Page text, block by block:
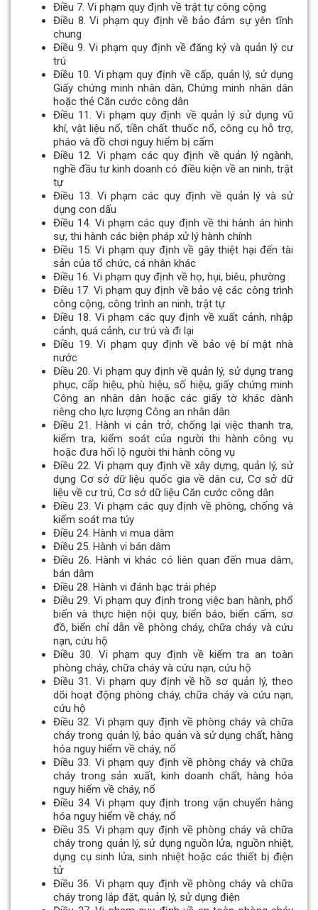
Điều 7. Vi phạm quy định về trật tự công cộng
Điều 8. Vi phạm quy định về bảo đảm sự yên tĩnh
chung
Điều 9. Vi phạm quy định về đăng ký và quản lý cư
trú
Điều 10. Vi phạm quy định về cấp, quản lý, sử dụng
Giấy chứng minh nhân dân, Chứng minh nhân dân
hoặc thẻ Căn cước công dân
Điều 11. Vi phạm quy định về quản lý sử dụng vũ
khí, vật liệu nổ, tiền chất thuốc nổ, công cụ hỗ trợ,
pháo và đồ chơi nguy hiểm bị cấm
Điều 12. Vi phạm các quy định về quản lý ngành,
nghề đầu tư kinh doanh có điều kiện về an ninh, trật
tự
Điều 13. Vi phạm các quy định về quản lý và sử
dụng con dấu
Điều 14. Vi phạm các quy định về thi hành án hình
sự, thi hành các biện pháp xử lý hành chính
Điều 15. Vi phạm quy định về gây thiệt hại đến tài
sản của tổ chức, cá nhân khác
Điều 16. Vi phạm quy định về họ, hụi, biêu, phường
Điều 17. Vi phạm quy định về bảo vệ các công trình
công cộng, công trình an ninh, trật tự
Điều 18. Vi phạm các quy định về xuất cảnh, nhập
cảnh, quá cảnh, cư trú và đi lại
Điều 19. Vi phạm quy định về bảo vệ bí mật nhà
nước
Điều 20. Vi phạm quy định về quản lý, sử dụng trang
phục, cấp hiệu, phù hiệu, số hiệu, giấy chứng minh
Công an nhân dân hoặc các giấy tờ khác dành
riêng cho lực lượng Công an nhân dân
Điều 21. Hành vi cản trở, chống lại việc thanh tra,
kiểm tra, kiểm soát của người thi hành công vụ
hoặc đưa hối lộ người thi hành công vụ
Điều 22. Vi phạm quy định về xây dựng, quản lý, sử
dụng Cơ sở dữ liệu quốc gia về dân cư, Cơ sở dữ
liệu về cư trú, Cơ sở dữ liệu Căn cước công dân
Điều 23. Vi phạm các quy định về phòng, chống và
kiểm soát ma túy
Điều 24. Hành vi mua dâm
Điều 25. Hành vi bán dâm
Điều 26. Hành vi khác có liên quan đến mua dâm,
bán dâm
Điều 28. Hành vi đánh bạc trái phép
Điều 29. Vi phạm quy định trong việc ban hành, phổ
biến và thực hiện nội quy, biển báo, biển cấm, sơ
đồ, biển chỉ dẫn về phòng cháy, chữa cháy và cứu
nạn, cứu hộ
Điều 30. Vi phạm quy định về kiểm tra an toàn
phòng cháy, chữa cháy và cứu nạn, cứu hộ
Điều 31. Vi phạm quy định về hồ sơ quản lý, theo
dõi hoạt động phòng cháy, chữa cháy và cứu nạn,
cứu hộ
Điều 32. Vi phạm quy định về phòng cháy và chữa
cháy trong quản lý, bảo quản và sử dụng chất, hàng
hóa nguy hiểm về cháy, nổ
Điều 33. Vi phạm quy định về phòng cháy và chữa
cháy trong sản xuất, kinh doanh chất, hàng hóa
nguy hiểm về cháy, nổ
Điều 34. Vi phạm quy định trong vận chuyển hàng
hóa nguy hiểm về cháy, nổ
Điều 35. Vi phạm quy định về phòng cháy và chữa
cháy trong quản lý, sử dụng nguồn lửa, nguồn nhiệt,
dụng cụ sinh lửa, sinh nhiệt hoặc các thiết bị điện
tử
Điều 36. Vi phạm quy định về phòng cháy và chữa
cháy trong lắp đặt, quản lý, sử dụng điện